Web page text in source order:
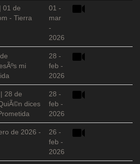
01 de
- Tierra
01 -
mar
-
2026
mi
28 -
feb -
2026
28 de
dices
28 -
feb -
2026
de 2026 -
26 -
feb -
2026